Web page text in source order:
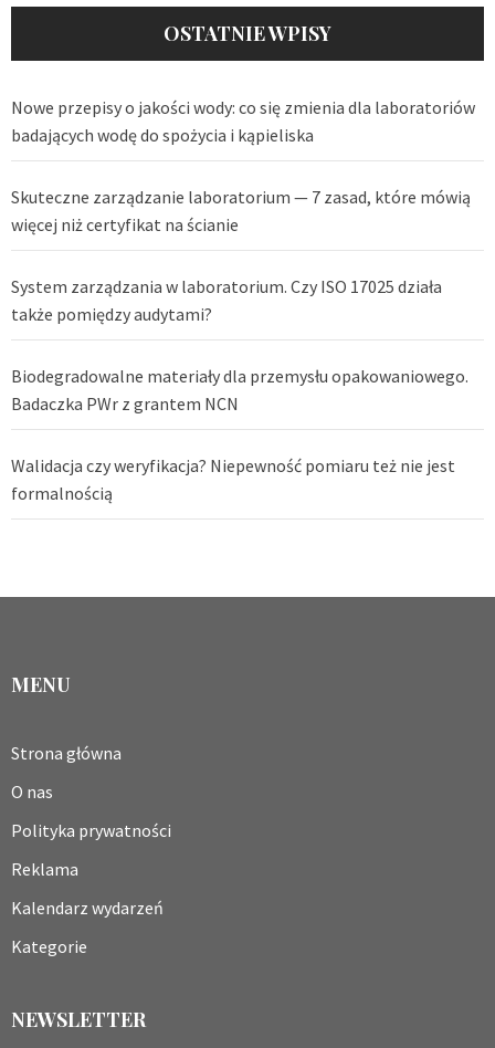
OSTATNIE WPISY
Nowe przepisy o jakości wody: co się zmienia dla laboratoriów
badających wodę do spożycia i kąpieliska
Skuteczne zarządzanie laboratorium — 7 zasad, które mówią
więcej niż certyfikat na ścianie
System zarządzania w laboratorium. Czy ISO 17025 działa
także pomiędzy audytami?
Biodegradowalne materiały dla przemysłu opakowaniowego.
Badaczka PWr z grantem NCN
Walidacja czy weryfikacja? Niepewność pomiaru też nie jest
formalnością
MENU
Strona główna
O nas
Polityka prywatności
Reklama
Kalendarz wydarzeń
Kategorie
NEWSLETTER